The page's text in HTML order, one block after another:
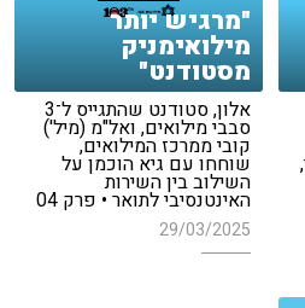
"מרגיש יותר
מילואימניק
מסטודנט"
אלון, סטודנט שהתגייס ל־3
סבבי מילואים, ואל"מ (מיל')
קובי ממרכז המילואים,
שוחחו עם גיא הוכמן על
השילוב בין השירות
האינטנסיבי לתואר • פרק 04
29/03/2025